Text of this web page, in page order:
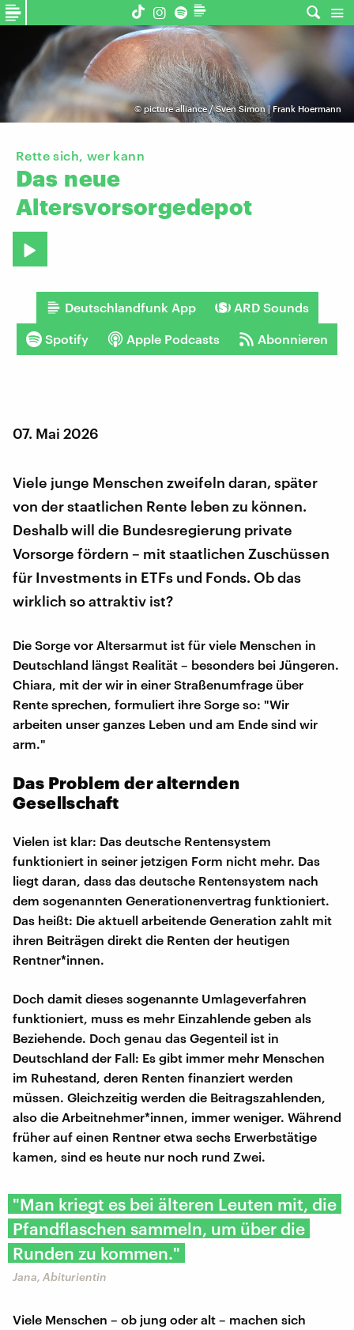
© picture alliance / Sven Simon | Frank Hoermann
Rette sich, wer kann
Das neue
Altersvorsorgedepot
Deutschlandfunk App ARD Sounds
Spotify Apple Podcasts Abonnieren
07. Mai 2026
Viele junge Menschen zweifeln daran, später
von der staatlichen Rente leben zu können.
Deshalb will die Bundesregierung private
Vorsorge fördern – mit staatlichen Zuschüssen
für Investments in ETFs und Fonds. Ob das
wirklich so attraktiv ist?
Die Sorge vor Altersarmut ist für viele Menschen in
Deutschland längst Realität – besonders bei Jüngeren.
Chiara, mit der wir in einer Straßenumfrage über
Rente sprechen, formuliert ihre Sorge so: "Wir
arbeiten unser ganzes Leben und am Ende sind wir
arm."
Das Problem der alternden
Gesellschaft
Vielen ist klar: Das deutsche Rentensystem
funktioniert in seiner jetzigen Form nicht mehr. Das
liegt daran, dass das deutsche Rentensystem nach
dem sogenannten Generationenvertrag funktioniert.
Das heißt: Die aktuell arbeitende Generation zahlt mit
ihren Beiträgen direkt die Renten der heutigen
Rentner*innen.
Doch damit dieses sogenannte Umlageverfahren
funktioniert, muss es mehr Einzahlende geben als
Beziehende. Doch genau das Gegenteil ist in
Deutschland der Fall: Es gibt immer mehr Menschen
im Ruhestand, deren Renten finanziert werden
müssen. Gleichzeitig werden die Beitragszahlenden,
also die Arbeitnehmer*innen, immer weniger. Während
früher auf einen Rentner etwa sechs Erwerbstätige
kamen, sind es heute nur noch rund Zwei.
"Man kriegt es bei älteren Leuten mit, die
Pfandflaschen sammeln, um über die
Runden zu kommen."
Jana, Abiturientin
Viele Menschen – ob jung oder alt – machen sich